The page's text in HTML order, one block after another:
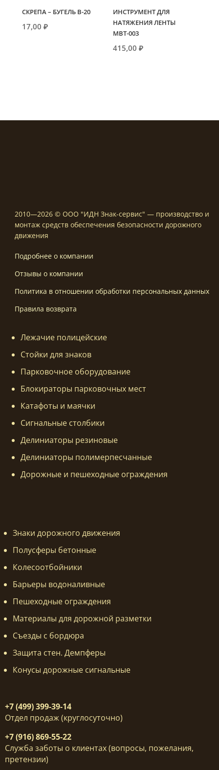
СКРЕПА – БУГЕЛЬ В-20
17,00 ₽
ИНСТРУМЕНТ ДЛЯ
НАТЯЖЕНИЯ ЛЕНТЫ
МВТ-003
415,00₽
2010—2026 © ООО "ИДН Знак-сервис" — производство и
монтаж средств обеспечения безопасности дорожного
движения
Подробнее о компании
Отзывы о компании
Политика в отношении обработки персональных данных
Правила возврата
Лежачие полицейские
Стойки для знаков
Парковочное оборудование
Блокираторы парковочных мест
Катафоты и маячки
Сигнальные столбики
Делиниаторы резиновые
Делиниаторы полимерпесчанные
Дорожные и пешеходные ограждения
Знаки дорожного движения
Полусферы бетонные
Колесоотбойники
Барьеры водоналивные
Пешеходные ограждения
Материалы для дорожной разметки
Съезды с бордюра
Защита стен. Демпферы
Конусы дорожные сигнальные
+7 (499) 399-39-14
Отдел продаж (круглосуточно)
+7 (916) 869-55-22
Служба заботы о клиентах (вопросы, пожелания,
претензии)